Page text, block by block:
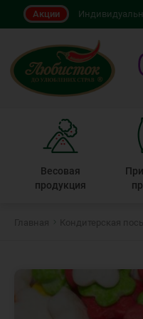
Акции
Весовая
продукция